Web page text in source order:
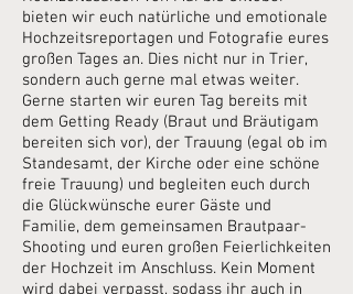
bieten wir euch natürliche und emotionale
Hochzeitsreportagen und Fotografie eures
großen Tages an. Dies nicht nur in Trier,
sondern auch gerne mal etwas weiter.
Gerne starten wir euren Tag bereits mit
dem Getting Ready (Braut und Bräutigam
bereiten sich vor), der Trauung (egal ob im
Standesamt, der Kirche oder eine schöne
freie Trauung) und begleiten euch durch
die Glückwünsche eurer Gäste und
Familie, dem gemeinsamen Brautpaar-
Shooting und euren großen Feierlichkeiten
der Hochzeit im Anschluss. Kein Moment
wird dabei verpasst, sodass ihr auch in